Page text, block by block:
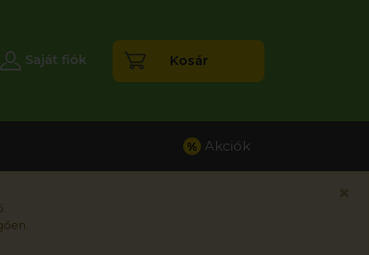
Saját fiók Kosár
% Akciók